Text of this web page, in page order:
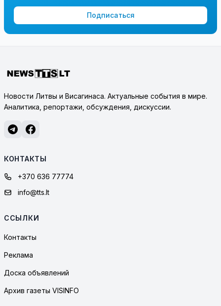
Подписаться
Новости Литвы и Висагинаса. Актуальные события в мире.
Аналитика, репортажи, обсуждения, дискуссии.
КОНТАКТЫ
+370 636 77774
info@tts.lt
ССЫЛКИ
Контакты
Реклама
Доска объявлений
Архив газеты VISINFO